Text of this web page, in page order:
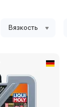
Вязкость